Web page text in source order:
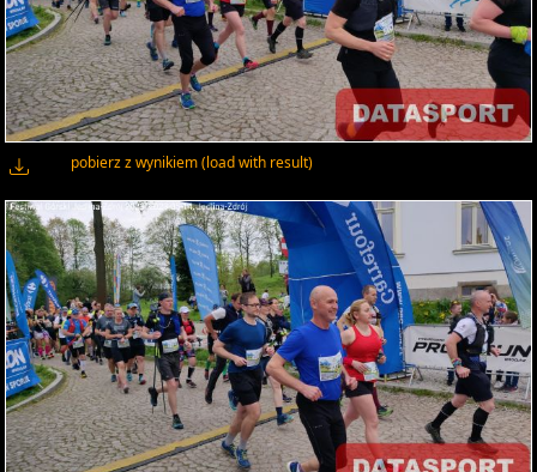
pobierz z wynikiem (load with result)